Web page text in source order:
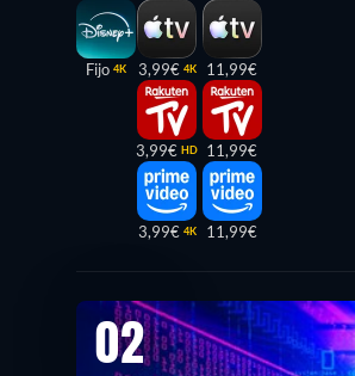
Fijo 4K 3,99€ 4K
3,99€ HD
3,99€ 4K
11,99€
11,99€
11,99€
02